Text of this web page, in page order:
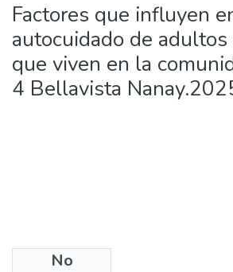
Factores que influyen
autocuidado de adultos
que viven en la
4 Bellavista
No